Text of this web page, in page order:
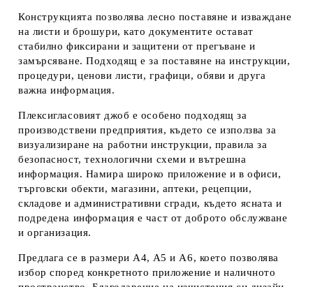
Конструкцията позволявалесно поставяне и изваждане
на листи и брошури, като документите остават
стабилно фиксирани и защитени от прегъване и
замърсяване. Подходящ е за поставяне на инструкции,
процедури, ценови листи, графици, обяви и друга
важна информация.
Плексигласовият джоб е особено подходящ за
производствени предприятия, където се използва за
визуализиране на работни инструкции, правила за
безопасност, технологични схеми и вътрешна
информация. Намира широко приложение и в офиси,
търговски обекти, магазини, аптеки, рецепции,
складове и административни сгради, където ясната и
подредена информация е част от доброто обслужване
и организация.
Предлага се в размери A4, A5 и A6, което позволява
избор според конкретното приложение и наличното